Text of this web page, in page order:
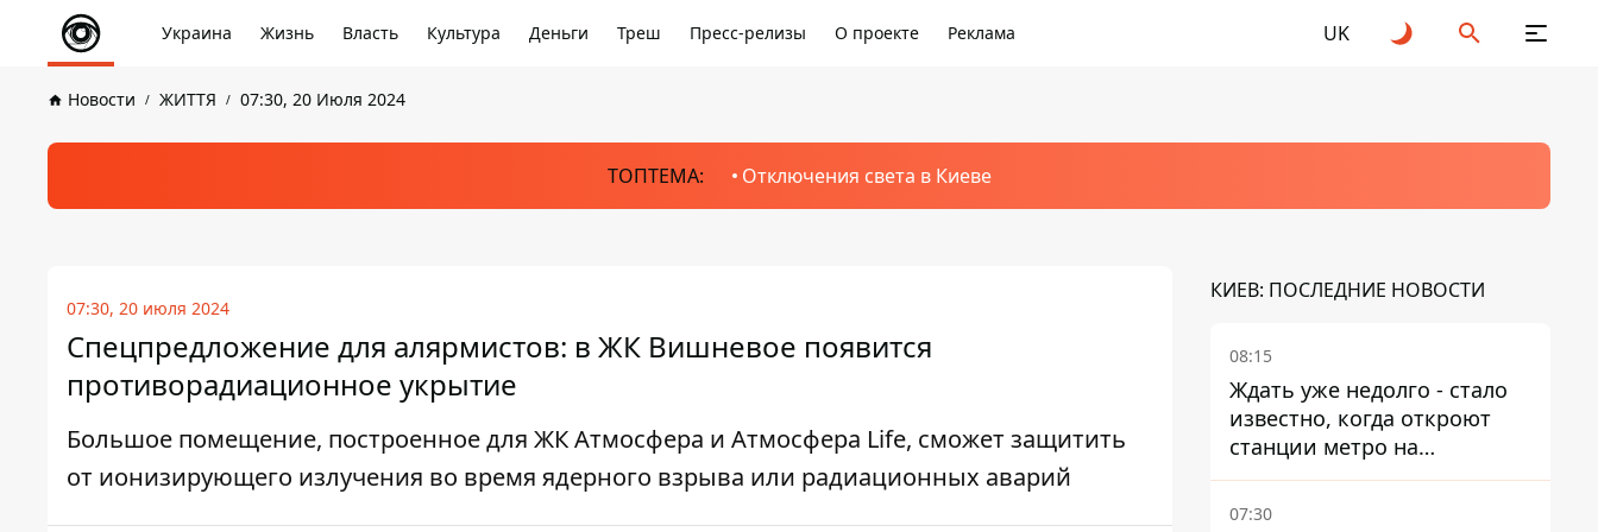
Украина Жизнь Власть Культура Деньги Треш Пресс-релизы О проекте Реклама UK
Новости ЖИТТЯ 07:30, 20 Июля 2024
ТОПТЕМА: Отключения света в Киеве
07:30, 20 июля 2024
Спецпредложение для алярмистов: в ЖК Вишневое появится
противорадиационное укрытие
Большое помещение, построенное для ЖК Атмосфера и Атмосфера Life, сможет защитить
от ионизирующего излучения во время ядерного взрыва или радиационных аварий
КИЕВ: ПОСЛЕДНИЕ НОВОСТИ
08:15
Ждать уже недолго - стало
известно, когда откроют
станции метро на
Виноградаре
07:30